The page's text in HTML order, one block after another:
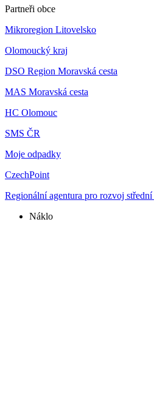
Partneři obce
Mikroregion Litovelsko
Olomoucký kraj
DSO Region Moravská cesta
MAS Moravská cesta
HC Olomouc
SMS ČR
Moje odpadky
CzechPoint
Regionální agentura pro rozvoj
Náklo